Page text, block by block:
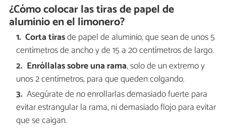
¿Cómo colocar las tiras de papel de
aluminio en el limonero?
Corta tirasde papel de aluminio, que sean de unos 5
centímetros de ancho y de 15 a 20 centímetros de largo.
Enróllalas sobre una rama, solo de un extremo y
unos 2 centímetros, para que queden colgando.
Asegúrate de no enrollarlas demasiado fuerte para
evitar estrangular la rama, ni demasiado flojo para evitar
que se caigan.